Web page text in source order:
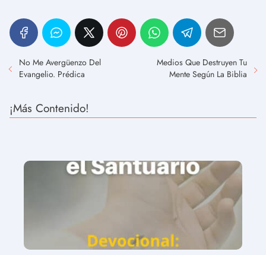
No Me Avergüenzo Del
Evangelio. Prédica
Medios Que Destruyen Tu
Mente Según La Biblia
¡Más Contenido!